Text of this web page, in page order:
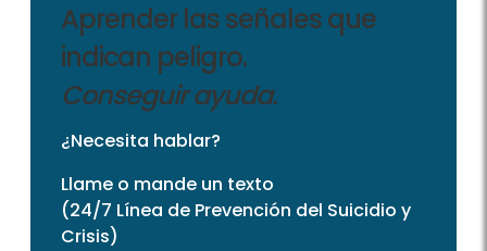
Aprender las señales que
indican peligro.
Conseguir ayuda.
¿Necesita hablar?
Llame o mande un texto
(24/7 Línea de Prevención del Suicidio y
Crisis)